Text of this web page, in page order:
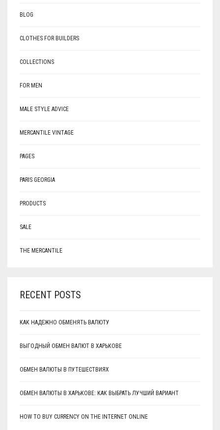
BLOG
CLOTHES FOR BUILDERS
COLLECTIONS
FOR MEN
MALE STYLE ADVICE
MERCANTILE VINTAGE
PAGES
PARIS GEORGIA
PRODUCTS
SALE
THE MERCANTILE
RECENT POSTS
КАК НАДЕЖНО ОБМЕНЯТЬ ВАЛЮТУ
ВЫГОДНЫЙ ОБМЕН ВАЛЮТ В ХАРЬКОВЕ
ОБМЕН ВАЛЮТЫ В ПУТЕШЕСТВИЯХ
ОБМЕН ВАЛЮТЫ В ХАРЬКОВЕ: КАК ВЫБРАТЬ ЛУЧШИЙ ВАРИАНТ
HOW TO BUY CURRENCY ON THE INTERNET ONLINE